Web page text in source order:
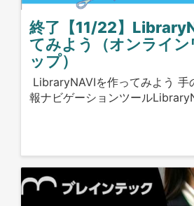
終了【11/22】
てみよう（オンライン
ップ）
LibraryNAVIを作ってみよう 手
報ナビゲーションツール